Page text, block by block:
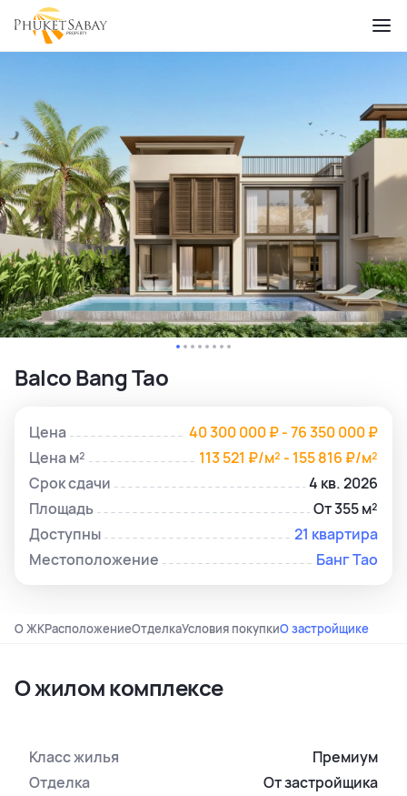
Balco Bang Tao
Цена
40 300 000 ₽ - 76 350 000 ₽
Цена м²
113 521 ₽/м² - 155 816 ₽/м²
Срок сдачи
4 кв. 2026
Площадь
От 355 м²
Доступны
21 квартира
Местоположение
Банг Тао
О ЖКРасположениеОтделкаУсловия покупкиО застройщике
О жилом комплексе
Класс жилья
Премиум
Отделка
От застройщика